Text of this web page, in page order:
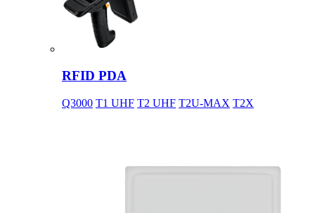
RFID PDA
Q3000 T1 UHF T2 UHF T2U-MAX T2X